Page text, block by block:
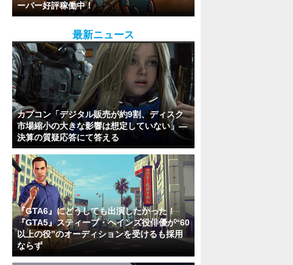
ーバー好評稼働中！
最新ニュース
カプコン「デジタル販売が約9割、ディスク
市場縮小の大きな影響は想定していない」―
決算の質疑応答にて答える
『GTA6』にどうしても出演したかった！
『GTA5』スティーブ・ヘインズ役俳優が“60
以上の役”のオーディションを受けるも採用
ならず